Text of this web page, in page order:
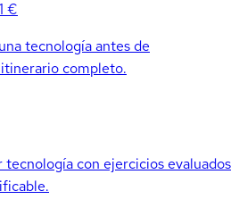
1 €
tecnología antes de
completo.
con ejercicios evaluados